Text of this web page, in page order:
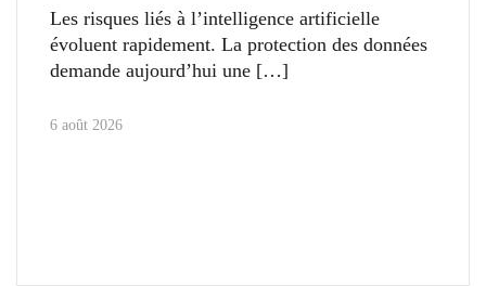
Les risques liés à l’intelligence artificielle
évoluent rapidement. La protection des données
demande aujourd’hui une
6 août 2026